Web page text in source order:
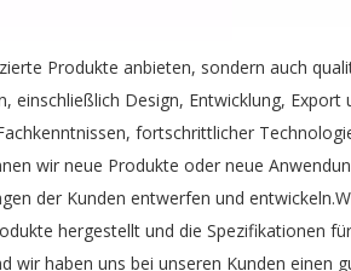
Produkte anbieten, sondern auch
einschließlich Design, Entwicklung, Export
fortschrittlicher
wir neue Produkte oder neue
der Kunden entwerfen und
hergestellt und die Spezifikationen
wir haben uns bei unseren Kunden einen